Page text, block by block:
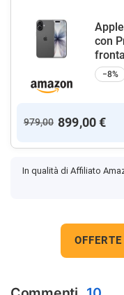
con
−8%
979,00 899,00 €
In qualità di Affiliato